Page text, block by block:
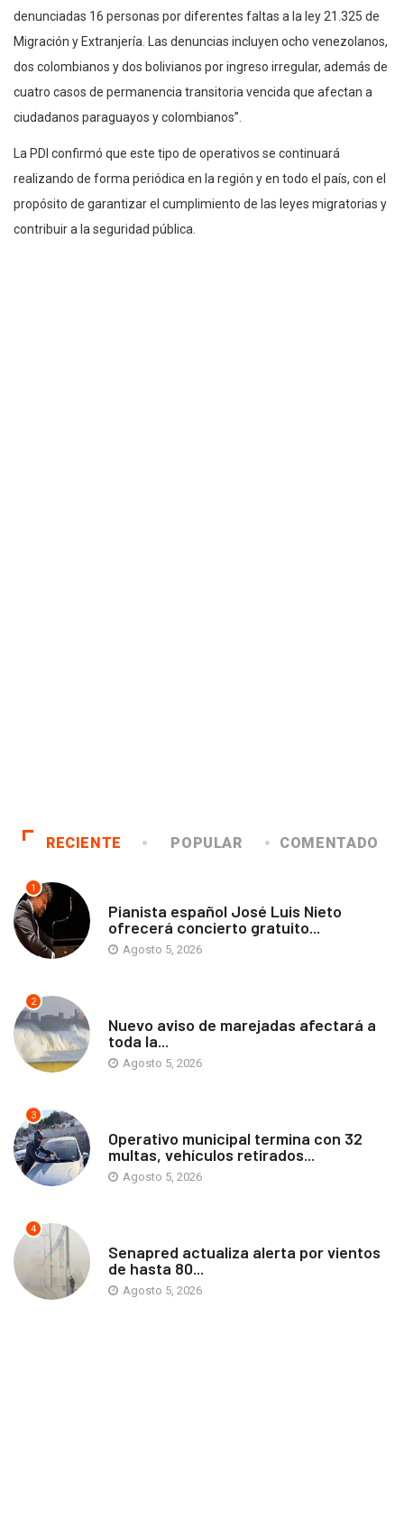
denunciadas 16 personas por diferentes faltas a la ley 21.325 de
Migración y Extranjería. Las denuncias incluyen ocho venezolanos,
dos colombianos y dos bolivianos por ingreso irregular, además de
cuatro casos de permanencia transitoria vencida que afectan a
ciudadanos paraguayos y colombianos”.
La PDI confirmó que este tipo de operativos se continuará
realizando de forma periódica en la región y en todo el país, con el
propósito de garantizar el cumplimiento de las leyes migratorias y
contribuir a la seguridad pública.
RECIENTE POPULAR COMENTADO
1
Pianista español José Luis Nieto
ofrecerá concierto gratuito...
Agosto 5, 2026
2
Nuevo aviso de marejadas afectará a
toda la...
Agosto 5, 2026
3
Operativo municipal termina con 32
multas, vehículos retirados...
Agosto 5, 2026
4
Senapred actualiza alerta por vientos
de hasta 80...
Agosto 5, 2026